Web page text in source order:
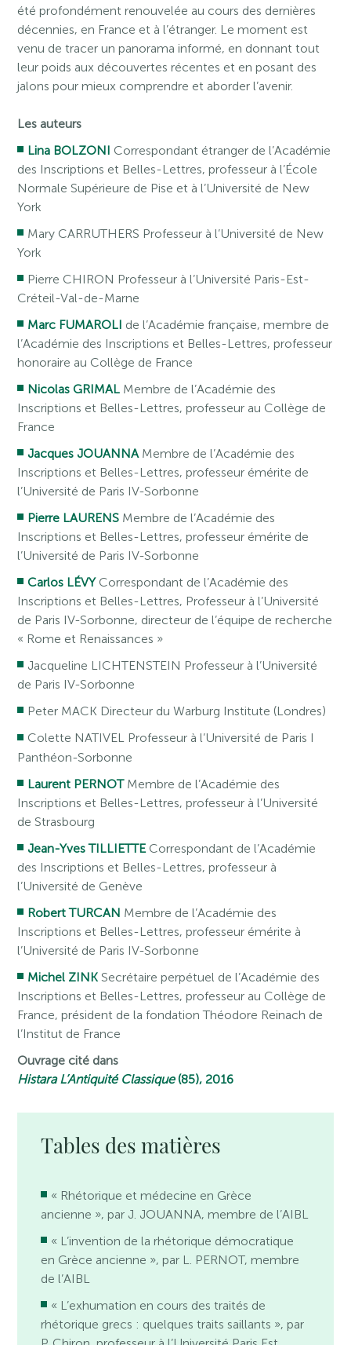
été profondément renouvelée au cours des dernières
décennies, en France et à l’étranger. Le moment est
venu de tracer un panorama informé, en donnant tout
leur poids aux découvertes récentes et en posant des
jalons pour mieux comprendre et aborder l’avenir.
Les auteurs
Lina BOLZONI Correspondant étranger de l’Académie
des Inscriptions et Belles-Lettres, professeur à l’École
Normale Supérieure de Pise et à l’Université de New
York
Mary CARRUTHERS Professeur à l’Université de New
York
Pierre CHIRON Professeur à l’Université Paris-Est-
Créteil-Val-de-Marne
Marc FUMAROLI de l’Académie française, membre de
l’Académie des Inscriptions et Belles-Lettres, professeur
honoraire au Collège de France
Nicolas GRIMAL Membre de l’Académie des
Inscriptions et Belles-Lettres, professeur au Collège de
France
Jacques JOUANNAMembre de l’Académie des
Inscriptions et Belles-Lettres, professeur émérite de
l’Université de Paris IV-Sorbonne
Pierre LAURENS Membre de l’Académie des
Inscriptions et Belles-Lettres, professeur émérite de
l’Université de Paris IV-Sorbonne
Carlos LÉVYCorrespondant de l’Académie des
Inscriptions et Belles-Lettres, Professeur à l’Université
de Paris IV-Sorbonne, directeur de l’équipe de recherche
« Rome et Renaissances »
Jacqueline LICHTENSTEIN Professeur à l’Université
de Paris IV-Sorbonne
Peter MACK Directeur du Warburg Institute (Londres)
Colette NATIVEL Professeur à l’Université de Paris I
Panthéon-Sorbonne
Laurent PERNOTMembre de l’Académie des
Inscriptions et Belles-Lettres, professeur à l’Université
de Strasbourg
Jean-Yves TILLIETTECorrespondant de l’Académie
des Inscriptions et Belles-Lettres, professeur à
l’Université de Genève
Robert TURCAN Membre de l’Académie des
Inscriptions et Belles-Lettres, professeur émérite à
l’Université de Paris IV-Sorbonne
Michel ZINK Secrétaire perpétuel de l’Académie des
Inscriptions et Belles-Lettres, professeur au Collège de
France, président de la fondation Théodore Reinach de
l’Institut de France
Ouvrage cité dans
Histara L’Antiquité Classique(85), 2016
Tables des matières
« Rhétorique et médecine en Grèce
ancienne », par J. JOUANNA, membre de l’AIBL
« L’invention de la rhétorique démocratique
en Grèce ancienne », par L. PERNOT, membre
de l’AIBL
« L’exhumation en cours des traités de
rhétorique grecs : quelques traits saillants », par